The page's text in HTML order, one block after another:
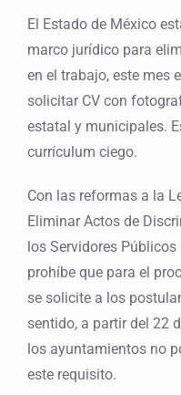
El Estado de México
marco jurídico para
en el trabajo, este mes
solicitar CV con
estatal y municipales.
currículum ciego.
Con las reformas a la
Eliminar Actos de
los Servidores
prohíbe que para el
se solicite a los
sentido, a partir del 22
los ayuntamientos no
este requisito.